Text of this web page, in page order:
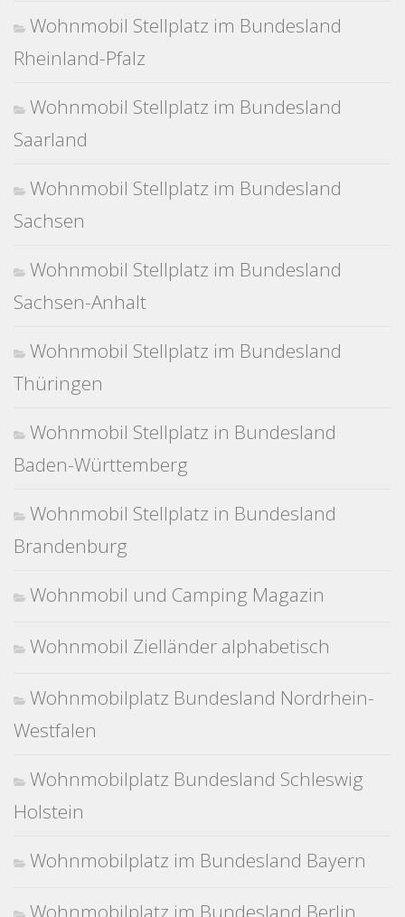
Wohnmobil Stellplatz im Bundesland
Rheinland-Pfalz
Wohnmobil Stellplatz im Bundesland
Saarland
Wohnmobil Stellplatz im Bundesland
Sachsen
Wohnmobil Stellplatz im Bundesland
Sachsen-Anhalt
Wohnmobil Stellplatz im Bundesland
Thüringen
Wohnmobil Stellplatz in Bundesland
Baden-Württemberg
Wohnmobil Stellplatz in Bundesland
Brandenburg
Wohnmobil und Camping Magazin
Wohnmobil Zielländer alphabetisch
Wohnmobilplatz Bundesland Nordrhein-
Westfalen
Wohnmobilplatz Bundesland Schleswig
Holstein
Wohnmobilplatz im Bundesland Bayern
Wohnmobilplatz im Bundesland Berlin